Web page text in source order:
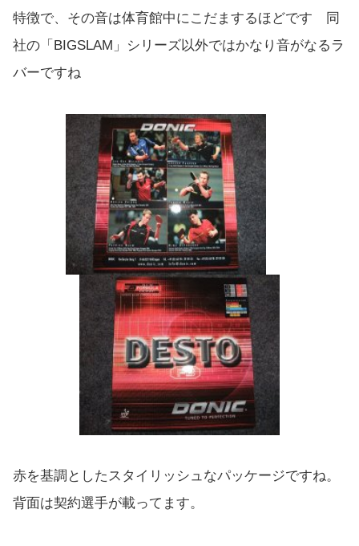
特徴で、その音は体育館中にこだまするほどです 同
社の「BIGSLAM」シリーズ以外ではかなり音がなるラ
バーですね
赤を基調としたスタイリッシュなパッケージですね。
背面は契約選手が載ってます。